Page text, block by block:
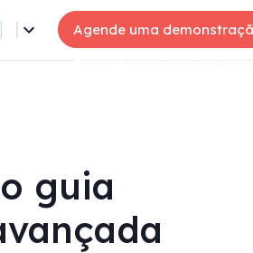
Agende uma
guia